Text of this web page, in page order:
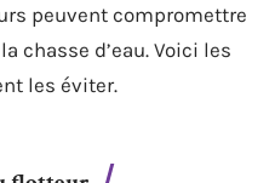
peuvent compromettre
chasse d’eau. Voici les
les éviter.